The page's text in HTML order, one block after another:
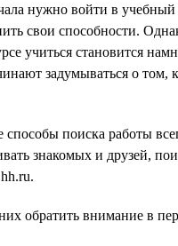
нужно войти в учебный
свои способности.
учиться становится
задумываться о том,
способы поиска работы
знакомых и друзей,
обратить внимание в